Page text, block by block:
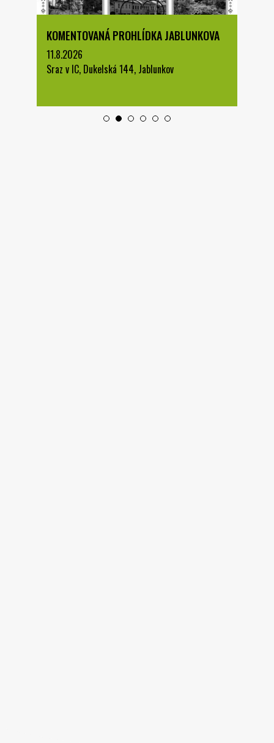
KOMENTOVANÁ PROHLÍDKA JABLUNKOVA
11.8.2026
Sraz v IC, Dukelská 144, Jablunkov